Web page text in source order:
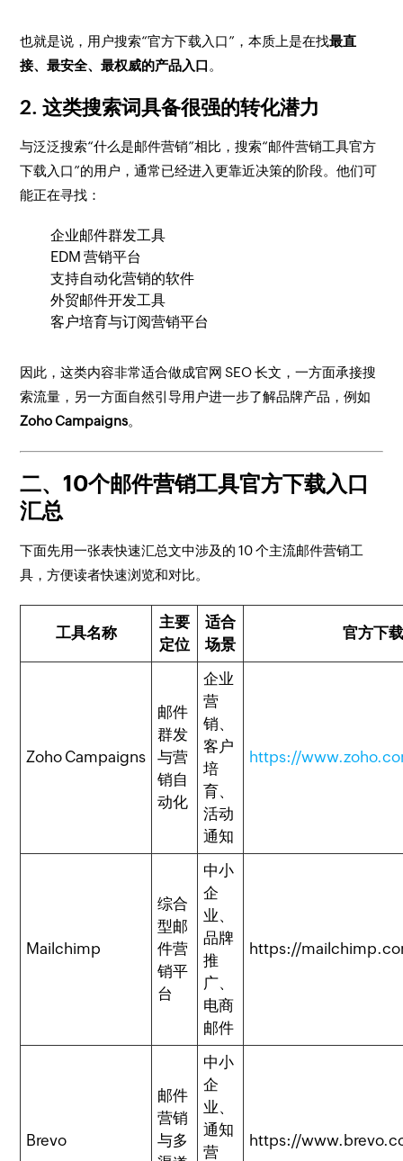
也就是说，用户搜索“官方下载入口”，本质上是在找最直
接、最安全、最权威的产品入口 。
2. 这类搜索词具备很强的转化潜力
与泛泛搜索“什么是邮件营销”相比，搜索“邮件营销工具官方
下载入口”的用户，通常已经进入更靠近决策的阶段。他们可
能正在寻找：
企业邮件群发工具
EDM 营销平台
支持自动化营销的软件
外贸邮件开发工具
客户培育与订阅营销平台
因此，这类内容非常适合做成官网 SEO 长文，一方面承接搜
索流量，另一方面自然引导用户进一步了解品牌产品，例如
Zoho Campaigns。
二、10个邮件营销工具官方下载入口
汇总
下面先用一张表快速汇总文中涉及的 10 个主流邮件营销工
具，方便读者快速浏览和对比。
工具名称
主要
定位
适合
场景
官方下
Zoho Campaigns
邮件
群发
与营
销自
动化
企业
营
销、
客户
培
育、
活动
通知
https://
Mailchimp
综合
型邮
件营
销平
台
中小
企
业、
品牌
推
广、
电商
邮件
https://
Brevo
邮件
营销
与多
中小
企
业、
通知
营
https://